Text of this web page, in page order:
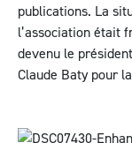
publications. La
l’association était
devenu le
Claude Baty pour